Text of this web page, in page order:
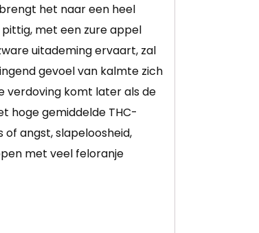
het naar een heel
met een zure appel
uitademing ervaart, zal
gevoel van kalmte zich
verdoving komt later als de
hoge gemiddelde THC-
angst, slapeloosheid,
met veel feloranje